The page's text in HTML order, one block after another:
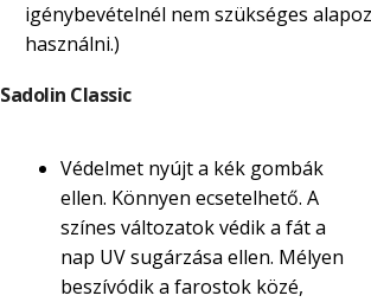
igénybevételnél nem szükséges
használni.)
Sadolin Classic
Védelmet nyújt a kék gombák
ellen. Könnyen ecsetelhető. A
színes változatok védik a fát a
nap UV sugárzása ellen. Mélyen
beszívódik a farostok közé,